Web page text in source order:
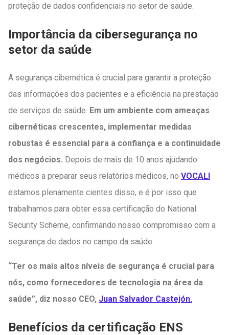
proteção de dados confidenciais no setor de saúde.
Importância da cibersegurança no
setor da saúde
A segurança cibernética é crucial para garantir a proteção
das informações dos pacientes e a eficiência na prestação
de serviços de saúde. Em um ambiente com ameaças
cibernéticas crescentes, implementar medidas
robustas é essencial para a confiança e a continuidade
dos negócios. Depois de mais de 10 anos ajudando
médicos a preparar seus relatórios médicos, no VOCALI
estamos plenamente cientes disso, e é por isso que
trabalhamos para obter essa certificação do National
Security Scheme, confirmando nosso compromisso com a
segurança de dados no campo da saúde.
“Ter os mais altos níveis de segurança é crucial para
nós, como fornecedores de tecnologia na área da
saúde”, diz nosso CEO, Juan Salvador Castejón.
Benefícios da certificação ENS